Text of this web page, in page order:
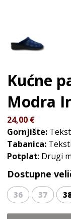
Kućne
Modra
24,00 €
Gornjište:
Tabanica:
Potplat: Drugi
Dostupne
36 37